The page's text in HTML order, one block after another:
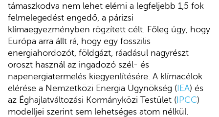
támaszkodva nem lehet elérni a legfeljebb 1,5 fok
felmelegedést engedő, a párizsi
klímaegyezményben rögzített célt. Főleg úgy, hogy
Európa arra állt rá, hogy egy fosszilis
energiahordozót, földgázt, ráadásul nagyrészt
oroszt használ az ingadozó szél- és
napenergiatermelés kiegyenlítésére. A klímacélok
elérése a Nemzetközi Energia Ügynökség (IEA) és
az Éghajlatváltozási Kormányközi Testület (IPCC)
modelljei szerint sem lehetséges atom nélkül.